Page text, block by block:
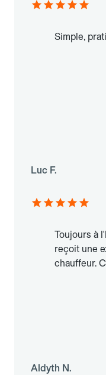
Simple,
Luc F.
Toujours à
reçoit une
chauffeur.
Aldyth N.